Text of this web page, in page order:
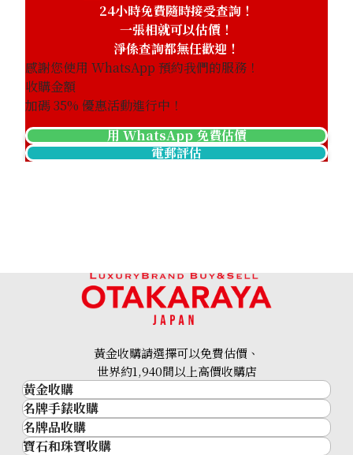
24小時免費隨時接受查詢！
一張相就可以估價！
淨係查詢都無任歡迎！
感謝您使用 WhatsApp 預約我們的服務！
收購金額
加碼35% 優惠活動進行中！
用 WhatsApp 免費估價
電郵評估
黃金收購請選擇可以免費估價、
世界約1,940間以上高價收購店
黃金收購
黃金･金條
金條
金幣及銀幣
名牌手錶收購
名牌手錶收購
勞力士 (Rolex)
名牌品收購
名牌品收購
寶石和珠寶收購